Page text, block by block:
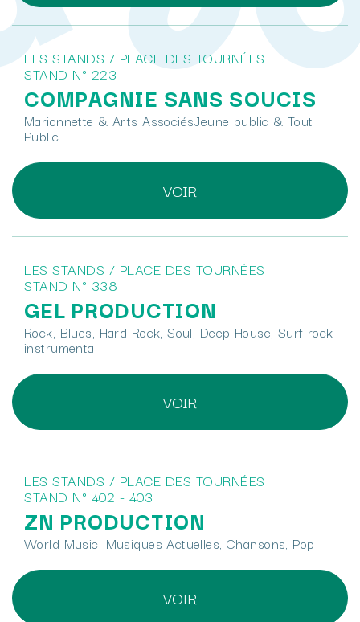
LES STANDS / PLACE DES TOURNÉES
STAND N° 223
COMPAGNIE SANS SOUCIS
Marionnette & Arts AssociésJeune public & Tout
Public
VOIR
LES STANDS / PLACE DES TOURNÉES
STAND N° 338
GEL PRODUCTION
Rock, Blues, Hard Rock, Soul, Deep House, Surf-rock
instrumental
VOIR
LES STANDS / PLACE DES TOURNÉES
STAND N° 402 - 403
ZN PRODUCTION
World Music, Musiques Actuelles, Chansons, Pop
VOIR